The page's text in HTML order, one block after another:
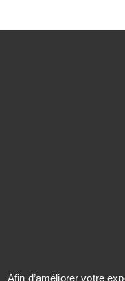
Afin d’améliorer votre